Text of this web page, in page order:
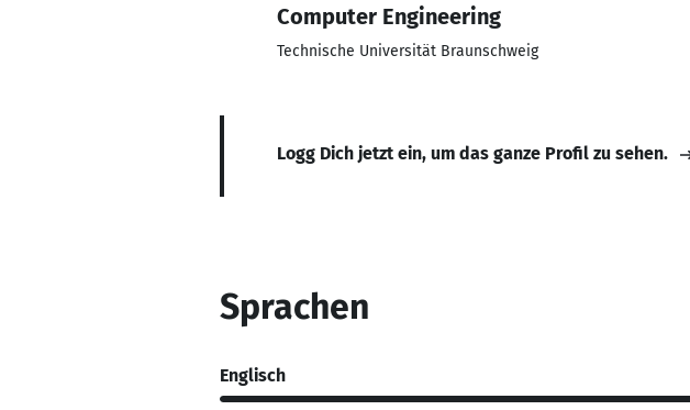
Computer Engineering
Technische Universität Braunschweig
Logg Dich jetzt ein, um das ganze Profil zu sehen.
Sprachen
Englisch